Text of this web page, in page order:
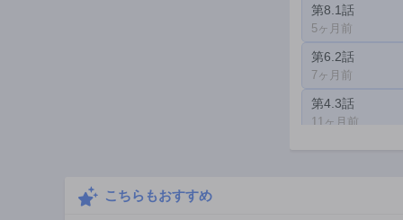
第8.1話
5ヶ月前
第6.2話
7ヶ月前
第4.3話
11ヶ月前
こちらもおすすめ